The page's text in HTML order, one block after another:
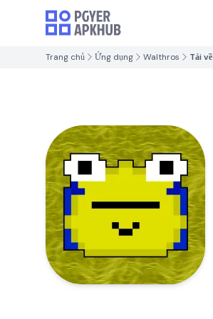
Trang chủ Ứng dụng Walthros Tải về